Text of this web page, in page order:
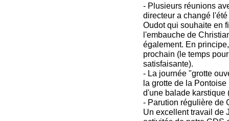
- Plusieurs réunions
directeur a changé
Oudot qui souhaite en
l'embauche de
également. En
prochain (le temps
satisfaisante).
- La journée "grotte
la grotte de la
d'une balade karstique
- Parution régulière de
Un excellent travail de